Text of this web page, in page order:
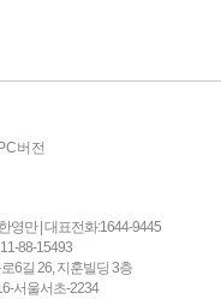
PC버전
영만 | 대표전화:1644-9445
88-15493
6길 26, 지훈빌딩 3층
서울서초-2234